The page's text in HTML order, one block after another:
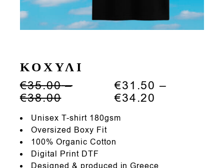
ΚΟΧΥΛΙ
€35.00 –
€38.00Price
€35.00
through
€38.00
€31.50 –
€34.20
Unisex T-shirt 180gsm
Oversized Boxy Fit
100% Organic Cotton
Digital Print DTF